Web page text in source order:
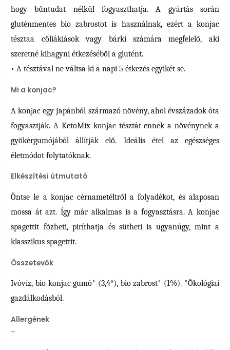
hogy bűntudat nélkül fogyaszthatja. A gyártás során
gluténmentes bio zabrostot is használnak, ezért a konjac
tésztaa cöliákiások vagy bárki számára megfelelő, aki
szeretné kihagyni étkezéséből a glutént.
• A tésztával ne váltsa ki a napi 5 étkezés egyikét se.
Mi a konjac?
A konjac egy Japánból származó növény, ahol évszázadok óta
fogyasztják. A KetoMix konjac tésztát ennek a növénynek a
gyökérgumójából állítják elő. Ideális étel az egészséges
életmódot folytatóknak.
Elkészítési útmutató
Öntse le a konjac cérnametéltről a folyadékot, és alaposan
mossa át azt. Így már alkalmas is a fogyasztásra. A konjac
spagettit főzheti, piríthatja és sütheti is ugyanúgy, mint a
klasszikus spagettit.
Összetevők
Ivóvíz, bio konjac gumó* (3,4°), bio zabrost* (1%). *Ökológiai
gazdálkodásból.
Allergének
–